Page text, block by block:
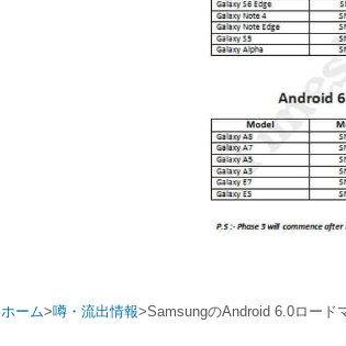
ホーム>噂・流出情報>SamsungのAndroid 6.0ロード